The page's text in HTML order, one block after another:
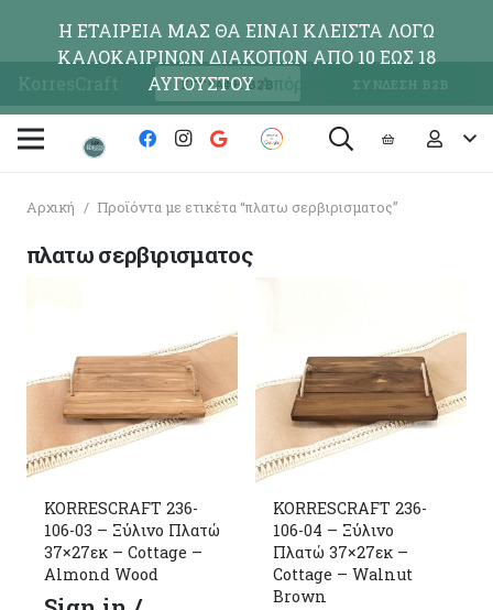
KorresCraft ΕΓΓΡΑΦΗ Β2Β ΣΥΝΔΕΣΗ Β2Β
Αρχική / Προϊόντα με ετικέτα “πλατω σερβιρισματος”
πλατω σερβιρισματος
KORRESCRAFT 236-
106-03 – Ξύλινο Πλατώ
37×27εκ – Cottage –
Almond Wood
KORRESCRAFT 236-
106-04 – Ξύλινο
Πλατώ 37×27εκ –
Cottage – Walnut
Brown
Η ΕΤΑΙΡΕΙΑ ΜΑΣ ΘΑ ΕΙΝΑΙ ΚΛΕΙΣΤΑ ΛΟΓΩ
ΚΑΛΟΚΑΙΡΙΝΩΝ ΔΙΑΚΟΠΩΝ ΑΠΟ 10 ΕΩΣ 18
ΑΥΓΟΥΣΤΟΥΑπόρριψη